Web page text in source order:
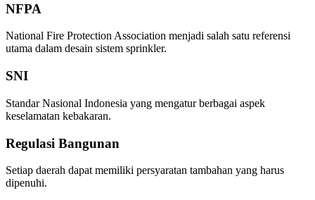
NFPA
National Fire Protection Association menjadi salah satu referensi
utama dalam desain sistem sprinkler.
SNI
Standar Nasional Indonesia yang mengatur berbagai aspek
keselamatan kebakaran.
Regulasi Bangunan
Setiap daerah dapat memiliki persyaratan tambahan yang harus
dipenuhi.